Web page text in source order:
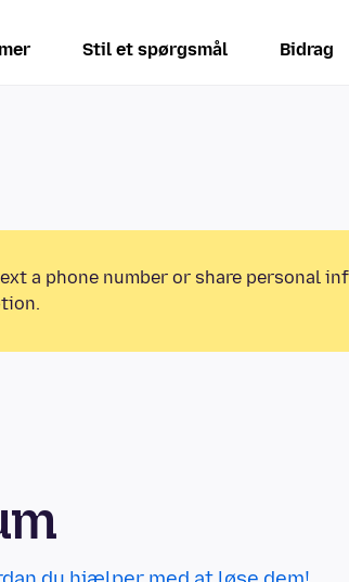
Stil et spørgsmål Bidrag
a phone number or share personal